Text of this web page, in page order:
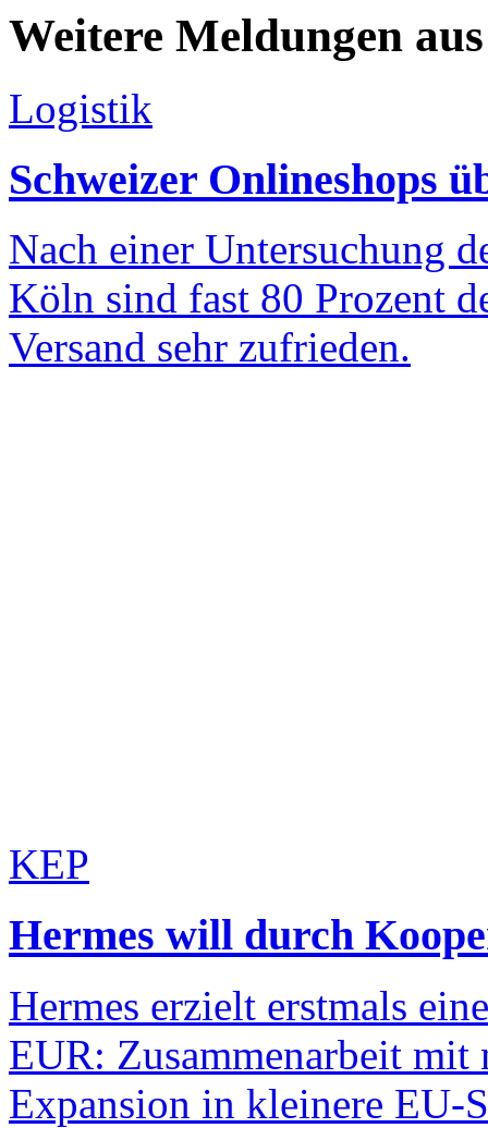
Weitere Meldungen
Logistik
Schweizer Onlineshops
Nach einer Untersuchung
Köln sind fast 80 Prozent
Versand sehr zufrieden.
KEP
Hermes will durch
Hermes erzielt erstmals
EUR: Zusammenarbeit
Expansion in kleinere EU-